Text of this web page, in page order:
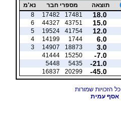
תוצאה מספרי חבר נא'מ
18.0
17481
17482
8
15.0
43751
44327
6
12.0
41754
19524
5
6.0
1744
14199
4
3.0
18873
14907
3
-7.0
15250
41444
-21.0
5435
5448
-45.0
20299
16837
אסף עמית